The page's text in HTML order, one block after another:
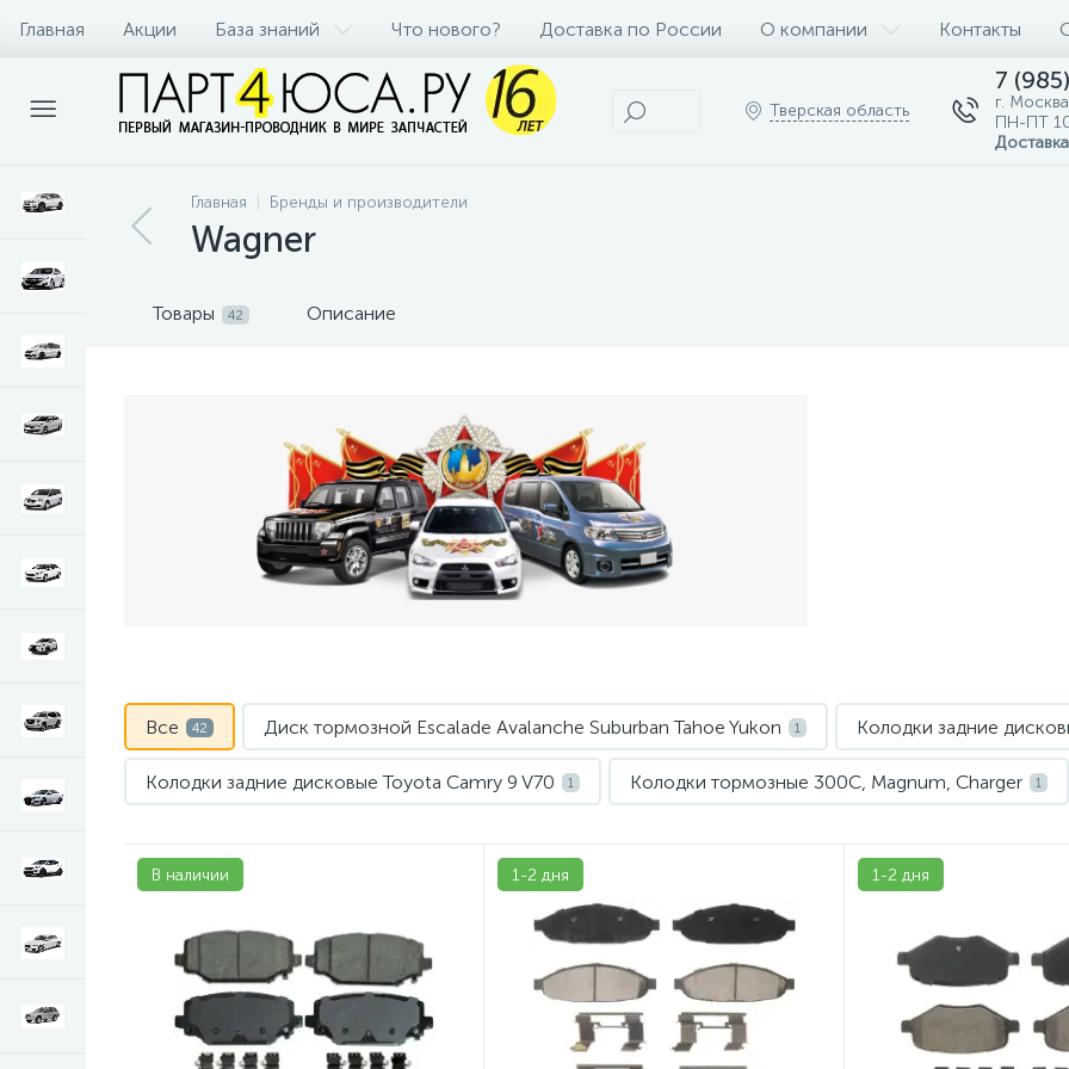
Главная Акции База знаний Что нового? Доставка по России О компании Контакты
Тверская область
7
г.
ПН-ПТ
Главная Бренды и производители
Wagner
Товары 42 Описание
Все 42 Диск тормозной Escalade Avalanche Suburban Tahoe Yukon 1 Колодки задние
Колодки задние дисковые Toyota Camry 9 V70 1 Колодки тормозные 300C, Magnum, Charger 1
Колодки тормозные Chrysler Town & Country 1 Колодки тормозные Dodge Caliber 1
Колодки тормозные Escalade Avalanche Suburban Tahoe Yukon 5 Колодки тормозные Ford Escape 1
Колодки тормозные Hummer H2 Колодки тормозные Hummer H3 Колодки
Колодки тормозные Jeep Grand Cherokee WK2 Колодки тормозные Jeep Liberty, Cherokee
В наличии 1-2 дня 1-2 дня